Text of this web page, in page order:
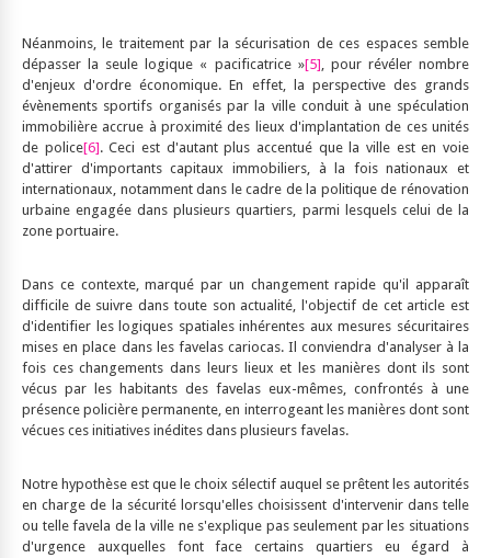
Néanmoins, le traitement par la sécurisation de ces espaces semble
dépasser la seule logique « pacificatrice »[5], pour révéler nombre
d'enjeux d'ordre économique. En effet, la perspective des grands
évènements sportifs organisés par la ville conduit à une spéculation
immobilière accrue à proximité des lieux d'implantation de ces unités
de police[6]. Ceci est d'autant plus accentué que la ville est en voie
d'attirer d'importants capitaux immobiliers, à la fois nationaux et
internationaux, notamment dans le cadre de la politique de rénovation
urbaine engagée dans plusieurs quartiers, parmi lesquels celui de la
zone portuaire.
Dans ce contexte, marqué par un changement rapide qu'il apparaît
difficile de suivre dans toute son actualité, l'objectif de cet article est
d'identifier les logiques spatiales inhérentes aux mesures sécuritaires
mises en place dans les favelas cariocas. Il conviendra d'analyser à la
fois ces changements dans leurs lieux et les manières dont ils sont
vécus par les habitants des favelas eux-mêmes, confrontés à une
présence policière permanente, en interrogeant les manières dont sont
vécues ces initiatives inédites dans plusieurs favelas.
Notre hypothèse est que le choix sélectif auquel se prêtent les autorités
en charge de la sécurité lorsqu'elles choisissent d'intervenir dans telle
ou telle favela de la ville ne s'explique pas seulement par les situations
d'urgence auxquelles font face certains quartiers eu égard à